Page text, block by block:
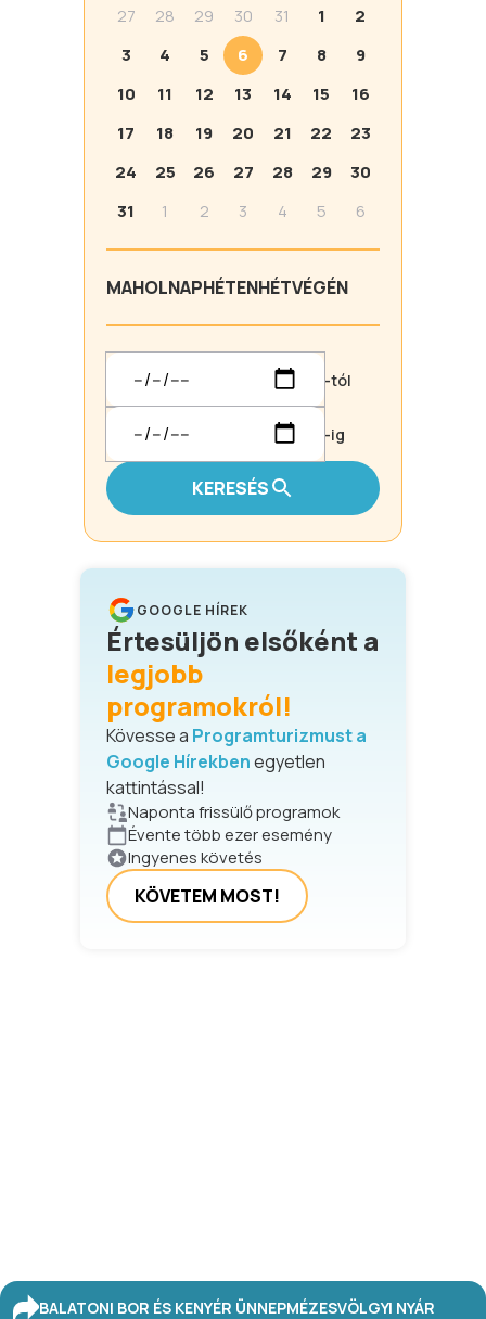
27 28 29 30 31 1
2
3
4 5 6 7 8
9
10
11 12 13 14 15
16
17
18 19 20 21 22
23
24
25 26 27 28 29
30
31
1 2 3 4 5 6
MAHOLNAPHÉTENHÉTVÉGÉN
-tól
-ig
KERESÉS
GOOGLE HÍREK
Értesüljön elsőként a
legjobb
programokról!
Kövesse a Programturizmust a
Google Hírekbenegyetlen
kattintással!
Naponta frissülő programok
Évente több ezer esemény
Ingyenes követés
KÖVETEM MOST!
BALATONI BOR ÉS KENYÉR ÜNNEPMÉZESVÖLGYI NYÁR